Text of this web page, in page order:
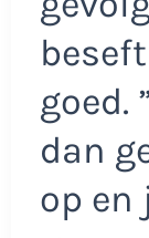
goed.
dan
op en